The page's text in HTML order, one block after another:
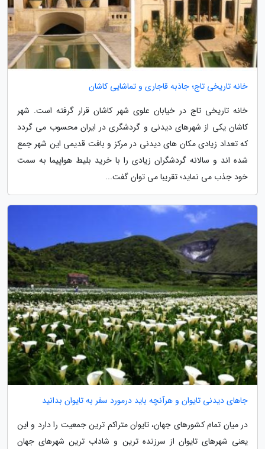
خانه تاریخی تاج؛ جاذبه قاجاری و تماشایی کاشان
خانه تاریخی تاج در خیابان علوی شهر کاشان قرار گرفته است. شهر
کاشان یکی از شهرهای دیدنی و گردشگری در ایران محسوب می گردد
که تعداد زیادی مکان های دیدنی در مرکز و بافت قدیمی این شهر جمع
شده اند و سالانه گردشگران زیادی را با خرید بلیط هواپیما به سمت
خود جذب می نماید؛ تقریبا می توان گفت...
جاهای دیدنی تایوان و هرآنچه باید درمورد سفر به تایوان بدانید
در میان تمام کشورهای جهان، تایوان متراکم ترین جمعیت را دارد و این
یعنی شهرهای تایوان از سرزنده ترین و شاداب ترین شهرهای جهان